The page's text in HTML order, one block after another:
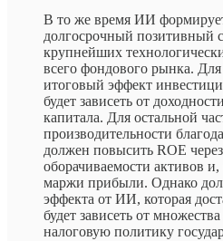
В то же время ИИ
долгосрочный позитивный
крупнейших
всего фондового рынка. Для
итоговый эффект
будет зависеть от
капитала. Для остальной
производительности
должен повысить ROE
оборачиваемости активов
маржи прибыли. Однако
эффекта от ИИ, которая
будет зависеть от
налоговую политику